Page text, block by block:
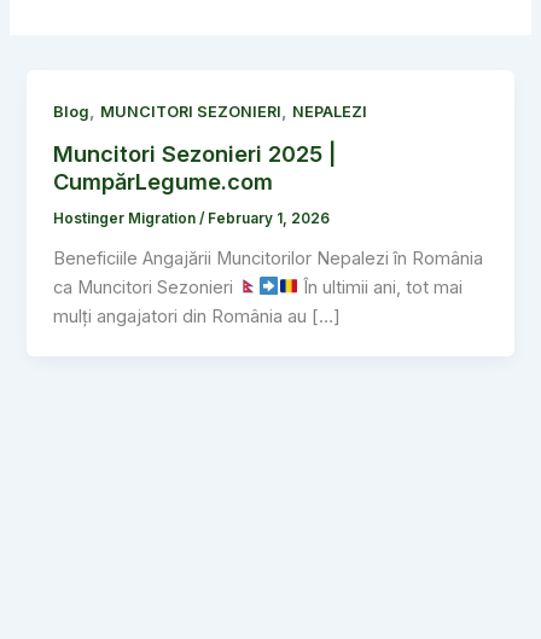
Blog, MUNCITORI SEZONIERI, NEPALEZI
Muncitori Sezonieri 2025 |
CumpărLegume.com
Hostinger Migration/ February 1, 2026
Beneficiile Angajării Muncitorilor Nepalezi în România
ca Muncitori Sezonieri
În ultimii ani, tot mai
mulți angajatori din România au […]